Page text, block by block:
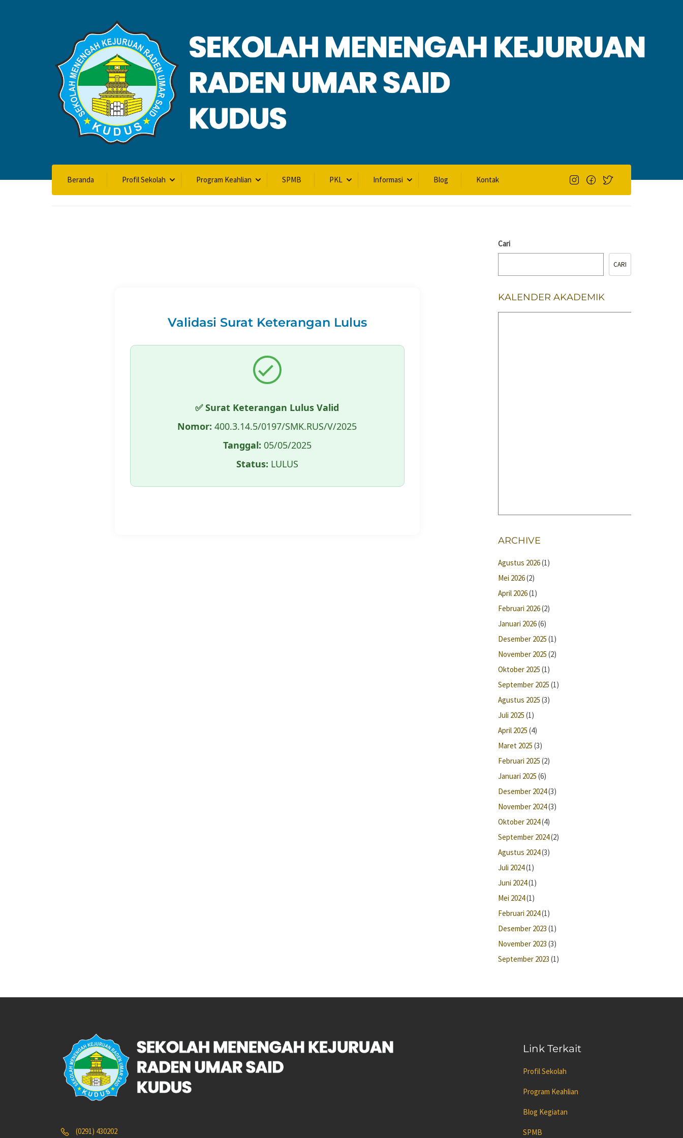
Beranda Profil Sekolah Program Keahlian SPMB PKL Informasi Blog Kontak
VALIDASI SKL
Home
Validasi Surat Keterangan Lulus
✅ Surat Keterangan Lulus Valid
Nomor: 400.3.14.5/0197/SMK.RUS/V/2025
Tanggal: 05/05/2025
Status: LULUS
Cari
CARI
KALENDER AKADEMIK
ARCHIVE
Agustus 2026(1)
Mei 2026(2)
April 2026(1)
Februari 2026(2)
Januari 2026(6)
Desember 2025 (1)
November 2025 (2)
Oktober 2025 (1)
September 2025 (1)
Agustus 2025 (3)
Juli 2025 (1)
April 2025 (4)
Maret 2025 (3)
Februari 2025 (2)
Januari 2025 (6)
Desember 2024(3)
November 2024(3)
Oktober 2024(4)
September 2024(2)
Agustus 2024(3)
Juli 2024(1)
Juni 2024(1)
Mei 2024(1)
Februari 2024(1)
Desember 2023 (1)
November 2023 (3)
September 2023 (1)
(0291) 430202
Link Terkait
Profil Sekolah
Program Keahlian
Blog Kegiatan
SPMB